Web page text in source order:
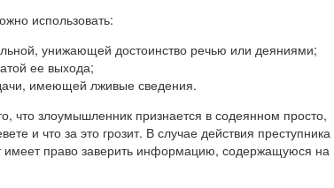
использовать:
унижающей достоинство речью или деяниями;
ее выхода;
имеющей лживые сведения.
что злоумышленник признается в содеянном просто,
и что за это грозит. В случае действия преступника
имеет право заверить информацию, содержащуюся на